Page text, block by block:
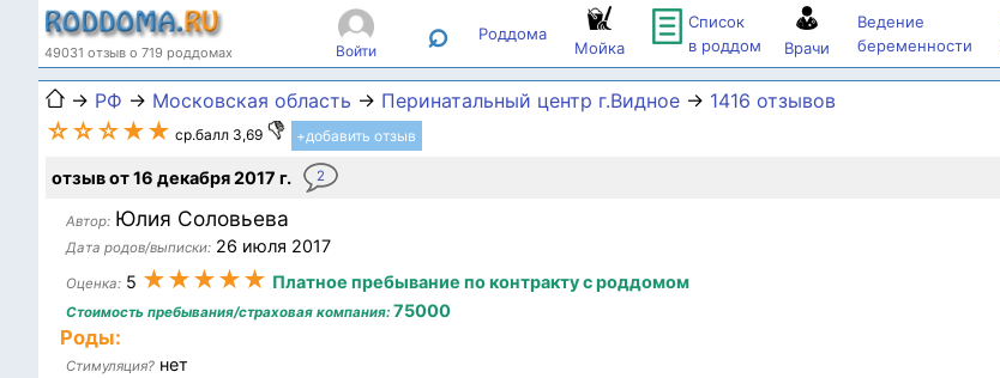
49031 отзыв о 719 роддомах Войти ⌕ Роддома
Мойка
Список
в роддом
Врачи
Ведение
беременности
→ РФ → Московская область → Перинатальный центр г.Видное → 1416 отзывов
☆☆☆★★ ср.балл 3,69 +добавить отзыв
отзыв от 16 декабря 2017 г. 2
Автор: Юлия Соловьева
Дата родов/выписки: 26 июля 2017
Оценка: 5 ★★★★★ Платное пребывание по контракту с роддомом
Стоимость пребывания/страховая компания: 75000
Роды:
Стимуляция? нет